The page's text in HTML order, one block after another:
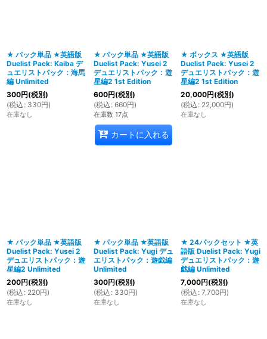
★ パック単品 ★英語版
Duelist Pack: Kaiba デ
ュエリストパック：海馬
編 Unlimited
300円(税別)
(税込 : 330円)
在庫なし
★ パック単品 ★英語版
Duelist Pack: Yusei 2
デュエリストパック：遊
星編2 1st Edition
600円(税別)
(税込 : 660円)
在庫数 17点
カートに入れる
★ ボックス ★英語版
Duelist Pack: Yusei 2
デュエリストパック：遊
星編2 1st Edition
20,000円(税別)
(税込 : 22,000円)
在庫なし
★ パック単品 ★英語版
Duelist Pack: Yusei 2
デュエリストパック：遊
星編2 Unlimited
200円(税別)
(税込 : 220円)
在庫なし
★ パック単品 ★英語版
Duelist Pack: Yugi デュ
エリストパック：遊戯編
Unlimited
300円(税別)
(税込 : 330円)
在庫なし
★ 24パックセット ★英
語版 Duelist Pack: Yugi
デュエリストパック：遊
戯編 Unlimited
7,000円(税別)
(税込 : 7,700円)
在庫なし